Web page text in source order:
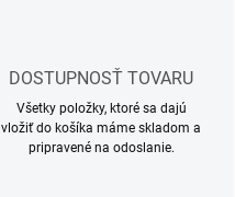
DOSTUPNOSŤ TOVARU
Všetky položky, ktoré sa dajú
vložiť do košíka máme skladom a
pripravené na odoslanie.